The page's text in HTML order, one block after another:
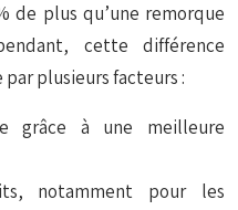
de plus qu’une remorque
cette différence
plusieurs facteurs :
grâce à une meilleure
notamment pour les